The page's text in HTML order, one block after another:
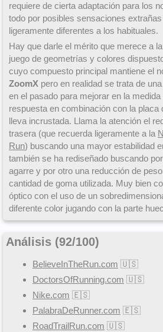
requiere de cierta adaptación para los
todo por posibles sensaciones
ligeramente diferentes a los habituales.
Hay que darle el mérito que merece a
juego de geometrías y colores
cuyo compuesto principal mantiene el
ZoomX pero en realidad se trata de
en el pasado para mejorar en la
respuesta en combinación con la placa
lleva incrustada. Llama la atención el
trasera (que recuerda ligeramente a la
Run) buscando una mayor estabilidad
también se ha rediseñado buscando
agarre y por otro una reducción de
cantidad de goma utilizada. Muy bien
óptico con el uso de un
diferente color jugando con la parte
Análisis (92/100)
BelieveInTheRun.com 🇺🇸
DoctorsOfRunning.com 🇺🇸
Nike.com 🇪🇸
PalabraDeRunner.com 🇪🇸
RoadTrailRun.com 🇺🇸